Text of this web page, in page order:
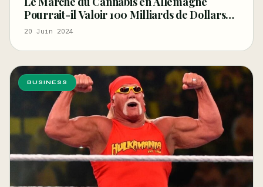
Pourrait-il Valoir 100 Milliards de Dollars
d’ici 5 Ans ?
20 Juin 2024
BUSINESS